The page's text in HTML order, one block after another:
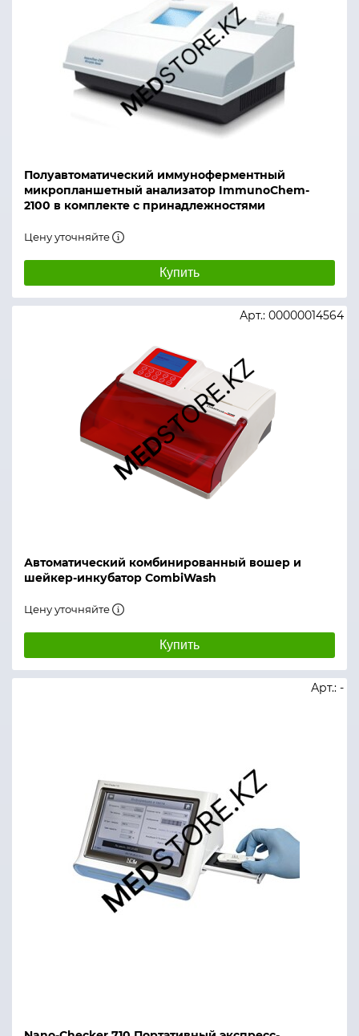
Полуавтоматический иммуноферментный
микропланшетный анализатор ImmunoChem-
2100 в комплекте c принадлежностями
Цену уточняйте
Купить
Автоматический комбинированный вошер и
шейкер-инкубатор CombiWash
Арт.: 00000014564
Цену уточняйте
Купить
Арт.: -